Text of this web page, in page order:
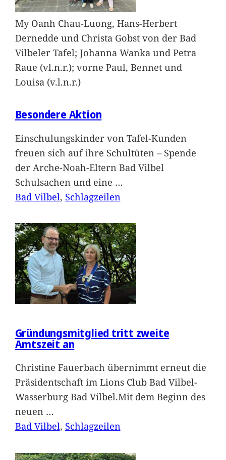
My Oanh Chau-Luong, Hans-Herbert
Dernedde und Christa Gobst von der Bad
Vilbeler Tafel; Johanna Wanka und Petra
Raue (vl.n.r.); vorne Paul, Bennet und
Louisa (v.l.n.r.)
Besondere Aktion
Einschulungskinder von Tafel-Kunden
freuen sich auf ihre Schultüten – Spende
der Arche-Noah-Eltern Bad Vilbel
Schulsachen und eine …
Bad Vilbel, Schlagzeilen
Gründungsmitglied tritt zweite
Amtszeit an
Christine Fauerbach übernimmt erneut die
Präsidentschaft im Lions Club Bad Vilbel-
Wasserburg Bad Vilbel.Mit dem Beginn des
neuen …
Bad Vilbel, Schlagzeilen